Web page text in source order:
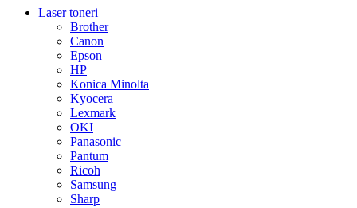
Laser toneri
Brother
Canon
Epson
HP
Konica Minolta
Kyocera
Lexmark
OKI
Panasonic
Pantum
Ricoh
Samsung
Sharp